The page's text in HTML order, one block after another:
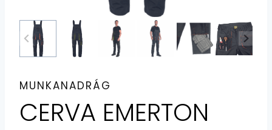
MUNKANADRÁG
CERVA EMERTON